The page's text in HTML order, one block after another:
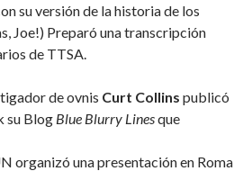
su versión de la historia de los
Joe!) Preparó una transcripción
de TTSA.
de ovnis Curt Collins publicó
su Blog Blue Blurry Linesque
organizó una presentación en Roma